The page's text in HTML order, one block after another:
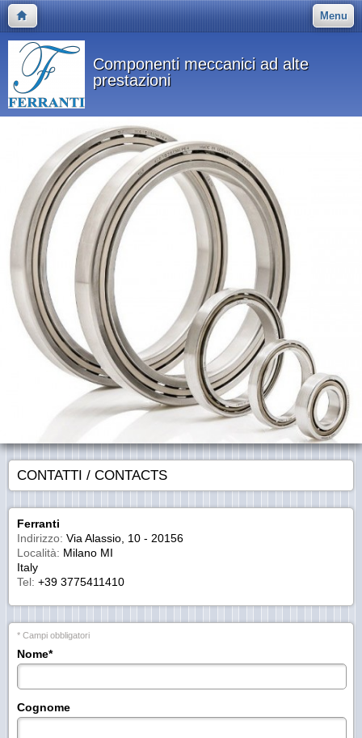
Menu
Componenti meccanici ad alte
prestazioni
CONTATTI / CONTACTS
Ferranti
Indirizzo: Via Alassio, 10 - 20156
Località: Milano MI
Italy
Tel: +39 3775411410
* Campi obbligatori
Nome*
Cognome